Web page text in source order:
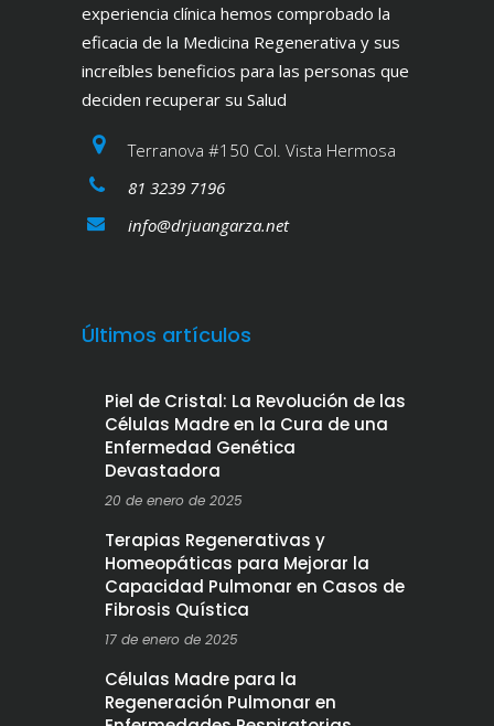
experiencia clínica hemos comprobado la
eficacia de la Medicina Regenerativa y sus
increíbles beneficios para las personas que
deciden recuperar su Salud
Terranova #150 Col. Vista Hermosa
81 3239 7196
info@drjuangarza.net
Últimos artículos
Piel de Cristal: La Revolución de las
Células Madre en la Cura de una
Enfermedad Genética
Devastadora
20 de enero de 2025
Terapias Regenerativas y
Homeopáticas para Mejorar la
Capacidad Pulmonar en Casos de
Fibrosis Quística
17 de enero de 2025
Células Madre para la
Regeneración Pulmonar en